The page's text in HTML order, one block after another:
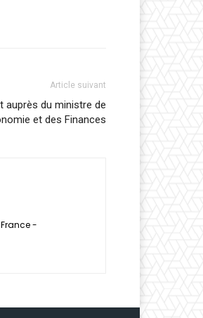
Article suivant
auprès du ministre de
et des Finances
-